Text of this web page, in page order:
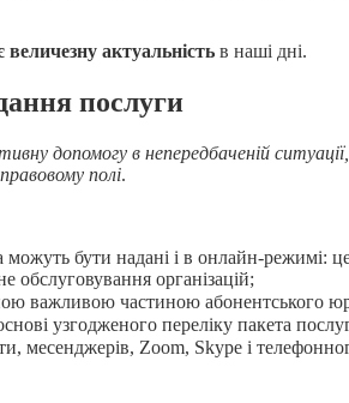
актуальність в наші дні.
послуги
допомогу в непередбаченій
полі.
можуть бути надані і в онлайн-режимі:
обслуговування організацій;
важливою частиною абонентського
узгодженого переліку пакета
месенджерів, Zoom, Skype і